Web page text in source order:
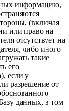
информацию,
(включая
или право на
отсутствует на
либо иного
такие
его
если у
разрешение от
данных, в том